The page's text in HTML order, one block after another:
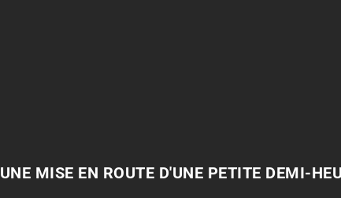
UNE MISE EN ROUTE D'UNE PETITE DEMI-